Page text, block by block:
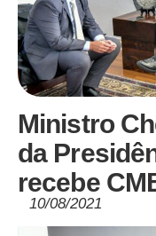
Ministro
da
recebe
10/08/2021